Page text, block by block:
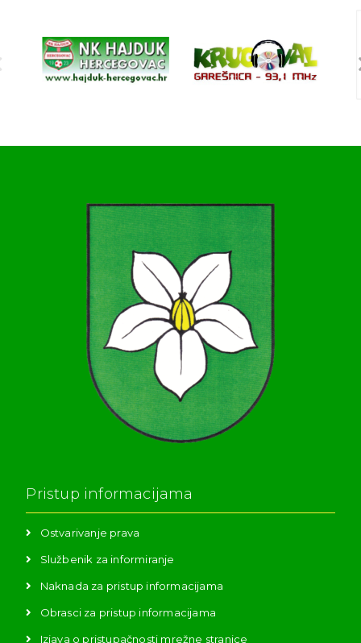
Pristup informacijama
Ostvarivanje prava
Službenik za informiranje
Naknada za pristup informacijama
Obrasci za pristup informacijama
Izjava o pristupačnosti mrežne stranice